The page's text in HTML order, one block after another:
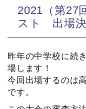
2021（第27
スト 出場決
昨年の中学校に続
場します！
今回出場するのは
です。